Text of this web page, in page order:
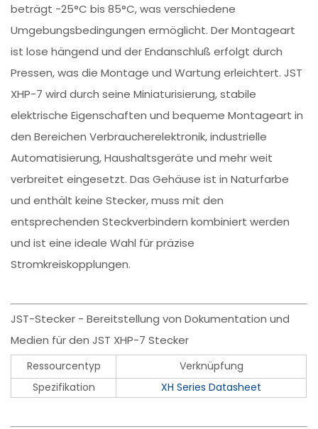
beträgt -25°C bis 85°C, was verschiedene
Umgebungsbedingungen ermöglicht. Der Montageart
ist lose hängend und der Endanschluß erfolgt durch
Pressen, was die Montage und Wartung erleichtert. JST
XHP-7 wird durch seine Miniaturisierung, stabile
elektrische Eigenschaften und bequeme Montageart in
den Bereichen Verbraucherelektronik, industrielle
Automatisierung, Haushaltsgeräte und mehr weit
verbreitet eingesetzt. Das Gehäuse ist in Naturfarbe
und enthält keine Stecker, muss mit den
entsprechenden Steckverbindern kombiniert werden
und ist eine ideale Wahl für präzise
Stromkreiskopplungen.
JST-Stecker - Bereitstellung von Dokumentation und
Medien für den JST XHP-7 Stecker
Ressourcentyp
Verknüpfung
Spezifikation
XH Series Datasheet